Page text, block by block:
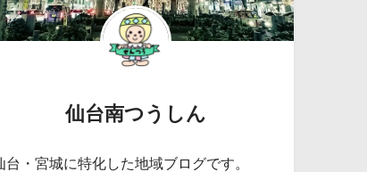
仙台南つうしん
台・宮城に特化した地域ブログです。